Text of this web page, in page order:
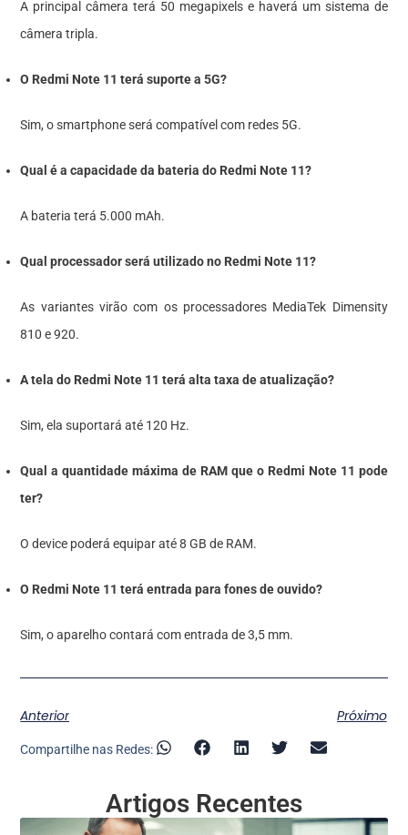
A principal câmera terá 50 megapixels e haverá um sistema de
câmera tripla.
O Redmi Note 11 terá suporte a 5G?
Sim, o smartphone será compatível com redes 5G.
Qual é a capacidade da bateria do Redmi Note 11?
A bateria terá 5.000 mAh.
Qual processador será utilizado no Redmi Note 11?
As variantes virão com os processadores MediaTek Dimensity
810 e 920.
A tela do Redmi Note 11 terá alta taxa de atualização?
Sim, ela suportará até 120 Hz.
Qual a quantidade máxima de RAM que o Redmi Note 11 pode
ter?
O device poderá equipar até 8 GB de RAM.
O Redmi Note 11 terá entrada para fones de ouvido?
Sim, o aparelho contará com entrada de 3,5 mm.
Anterior Próximo
Compartilhe nas Redes:
Artigos Recentes